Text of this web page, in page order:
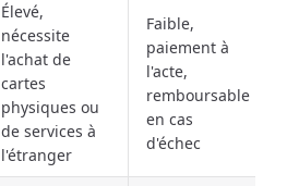
Élevé,
nécessite
l'achat de
cartes
physiques ou
de services à
l'étranger
Faible,
paiement à
l'acte,
remboursable
en cas
d'échec